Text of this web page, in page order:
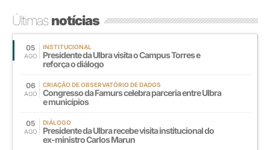
Últimasnotícias
05
AGO
INSTITUCIONAL
Presidente da Ulbra visita o Campus Torres e
reforça o diálogo
06
AGO
CRIAÇÃO DE OBSERVATÓRIO DE DADOS
Congresso da Famurs celebra parceria entre Ulbra
e municípios
05
AGO
DIÁLOGO
Presidente da Ulbra recebe visita institucional do
ex-ministro Carlos Marun